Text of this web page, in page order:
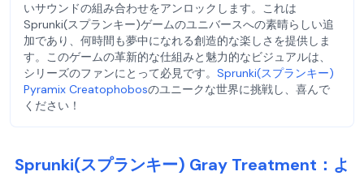
いサウンドの組み合わせをアンロックします。これは
Sprunki(スプランキー)ゲームのユニバースへの素晴らしい追
加であり、何時間も夢中になれる創造的な楽しさを提供しま
す。このゲームの革新的な仕組みと魅力的なビジュアルは、
シリーズのファンにとって必見です。 Sprunki(スプランキー)
Pyramix Creatophobosのユニークな世界に挑戦し、喜んで
ください！
Sprunki(スプランキー) Gray Treatment：よ